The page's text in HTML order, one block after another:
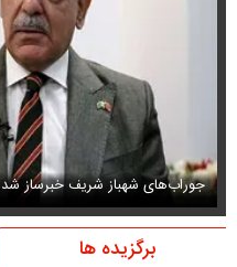
جوراب‌های شهباز شریف خبرساز شد
برگزیده ها